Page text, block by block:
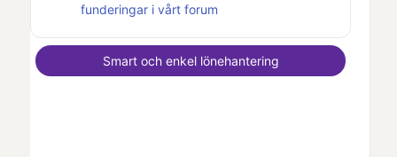
funderingar i vårt forum
Smart och enkel lönehantering